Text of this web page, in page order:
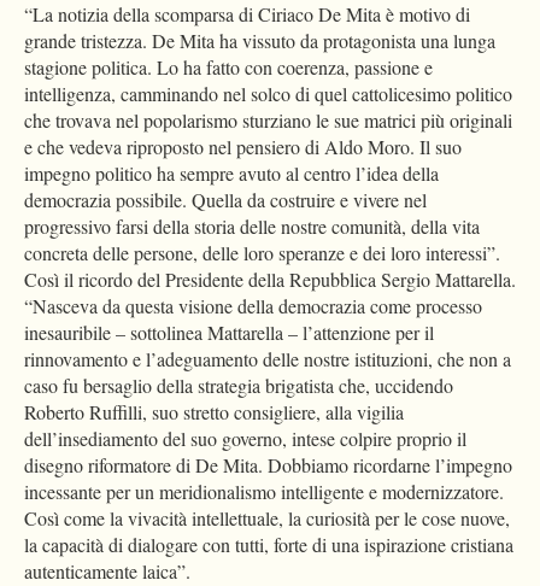
“La notizia della scomparsa di Ciriaco De Mita è motivo di
grande tristezza. De Mita ha vissuto da protagonista una lunga
stagione politica. Lo ha fatto con coerenza, passione e
intelligenza, camminando nel solco di quel cattolicesimo politico
che trovava nel popolarismo sturziano le sue matrici più originali
e che vedeva riproposto nel pensiero di Aldo Moro. Il suo
impegno politico ha sempre avuto al centro l’idea della
democrazia possibile. Quella da costruire e vivere nel
progressivo farsi della storia delle nostre comunità, della vita
concreta delle persone, delle loro speranze e dei loro interessi”.
Così il ricordo del Presidente della Repubblica Sergio Mattarella.
“Nasceva da questa visione della democrazia come processo
inesauribile – sottolinea Mattarella – l’attenzione per il
rinnovamento e l’adeguamento delle nostre istituzioni, che non a
caso fu bersaglio della strategia brigatista che, uccidendo
Roberto Ruffilli, suo stretto consigliere, alla vigilia
dell’insediamento del suo governo, intese colpire proprio il
disegno riformatore di De Mita. Dobbiamo ricordarne l’impegno
incessante per un meridionalismo intelligente e modernizzatore.
Così come la vivacità intellettuale, la curiosità per le cose nuove,
la capacità di dialogare con tutti, forte di una ispirazione cristiana
autenticamente laica”.